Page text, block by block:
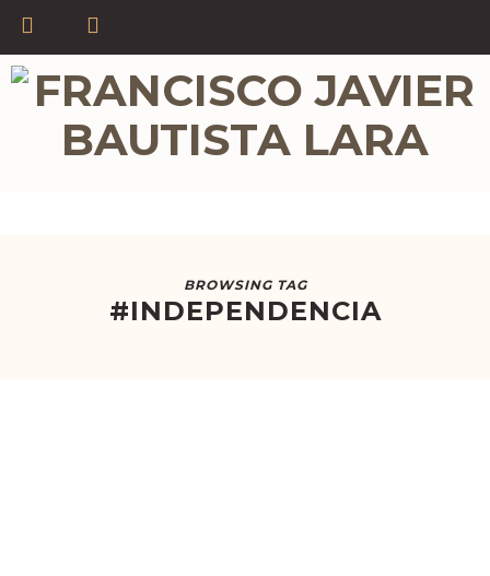
BROWSING TAG
#INDEPENDENCIA